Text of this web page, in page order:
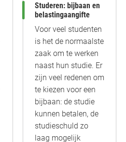
Studeren: bijbaan en
belastingaangifte
Voor veel studenten
is het de normaalste
zaak om te werken
naast hun studie. Er
zijn veel redenen om
te kiezen voor een
bijbaan: de studie
kunnen betalen, de
studieschuld zo
laag mogelijk